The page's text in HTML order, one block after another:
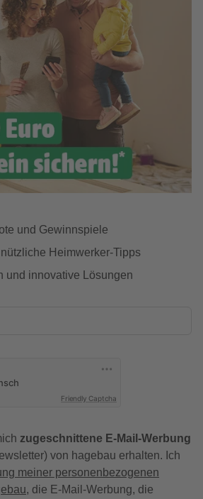
und Gewinnspiele
Heimwerker-Tipps
und innovative Lösungen
Friendly Captcha
zugeschnittene E-Mail-Werbung
von hagebau erhalten. Ich
meiner personenbezogenen
, die E-Mail-Werbung, die